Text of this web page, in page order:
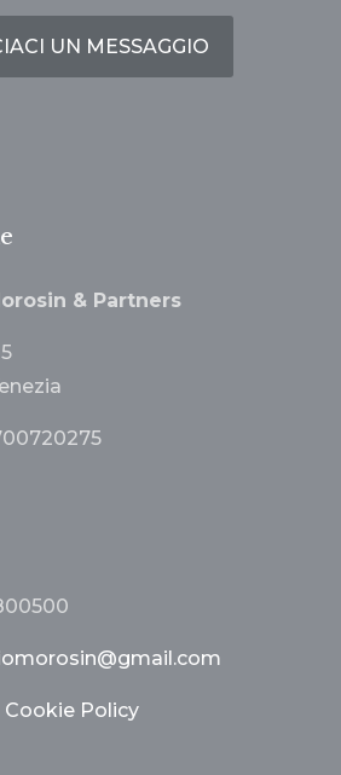
UN MESSAGGIO
& Partners
Cookie Policy